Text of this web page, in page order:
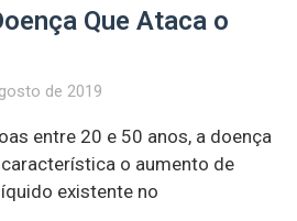
Que Ataca o
de 2019
entre 20 e 50 anos, a doença
o aumento de
existente no